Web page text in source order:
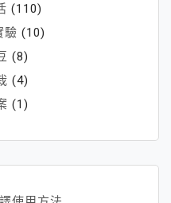
(110)
驗 (10)
(8)
(4)
(1)